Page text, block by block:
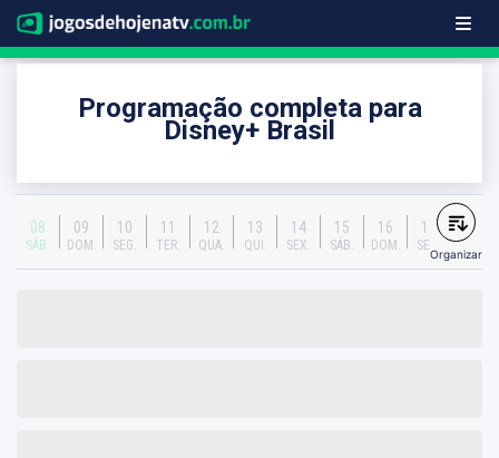
Programação completa para
Disney+ Brasil
08
SÁB.
09
DOM.
10
SEG.
11
TER.
12
QUA.
13
QUI.
14
SEX.
15
SÁB.
16
DOM.
17
SEG.
Organizar